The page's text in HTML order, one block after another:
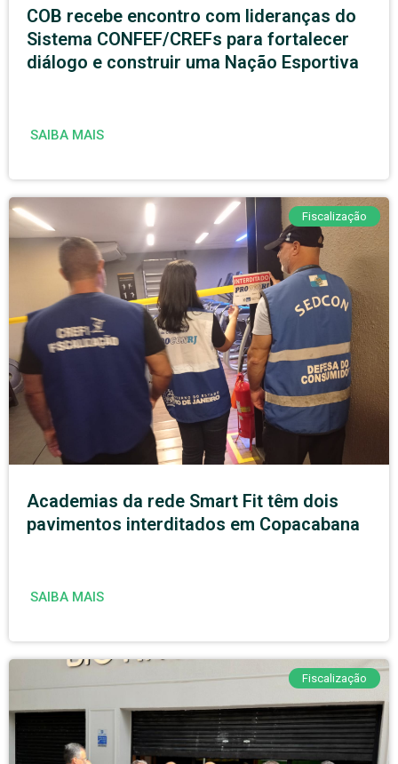
COB recebe encontro com lideranças do
Sistema CONFEF/CREFs para fortalecer
diálogo e construir uma Nação Esportiva
SAIBA MAIS
Fiscalização
Academias da rede Smart Fit têm dois
pavimentos interditados em Copacabana
SAIBA MAIS
Fiscalização